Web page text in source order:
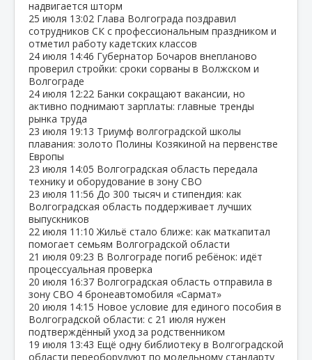
надвигается шторм
25 июля 13:02 Глава Волгограда поздравил
сотрудников СК с профессиональным праздником и
отметил работу кадетских классов
24 июля 14:46 Губернатор Бочаров внепланово
проверил стройки: сроки сорваны в Волжском и
Волгограде
24 июля 12:22 Банки сокращают вакансии, но
активно поднимают зарплаты: главные тренды
рынка труда
23 июля 19:13 Триумф волгоградской школы
плавания: золото Полины Козякиной на первенстве
Европы
23 июля 14:05 Волгоградская область передала
технику и оборудование в зону СВО
23 июля 11:56 До 300 тысяч и стипендия: как
Волгоградская область поддерживает лучших
выпускников
22 июля 11:10 Жильё стало ближе: как маткапитал
помогает семьям Волгоградской области
21 июля 09:23 В Волгограде погиб ребёнок: идёт
процессуальная проверка
20 июля 16:37 Волгоградская область отправила в
зону СВО 4 бронеавтомобиля «Сармат»
20 июля 14:15 Новое условие для единого пособия в
Волгоградской области: с 21 июля нужен
подтверждённый уход за родственником
19 июля 13:43 Ещё одну библиотеку в Волгоградской
области переоборудуют по модельному стандарту